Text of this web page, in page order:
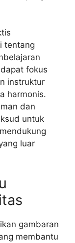
tentang
fokus
instruktur
harmonis.
dan
untuk
luar
gambaran
membantu